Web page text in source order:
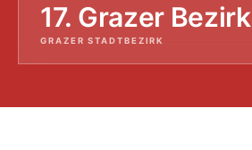
17. Grazer Bezirk
GRAZER STADTBEZIRK